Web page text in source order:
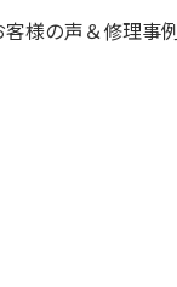
客様の声＆修理事例